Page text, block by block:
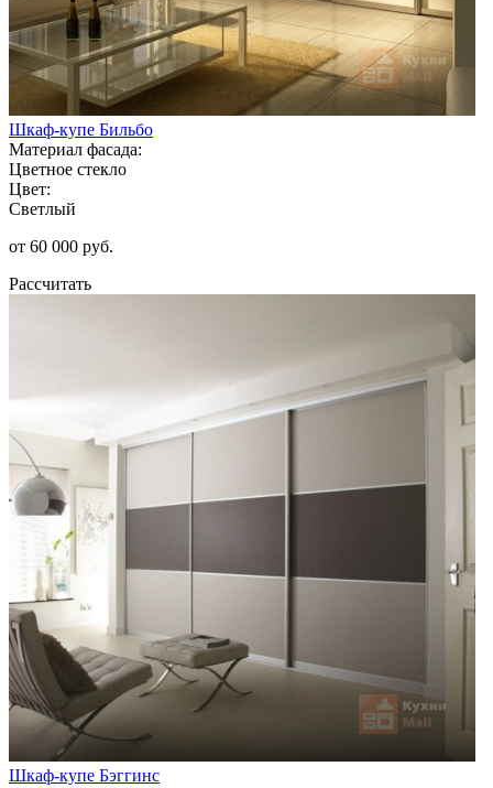
Шкаф-купе Бильбо
Материал фасада:
Цветное стекло
Цвет:
Светлый
от 60 000 руб.
Рассчитать
Шкаф-купе Бэггинс